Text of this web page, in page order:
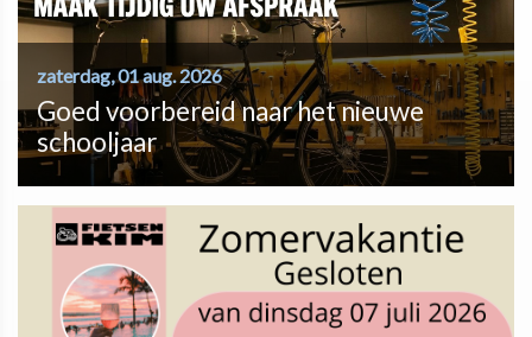
zaterdag, 01 aug. 2026
Goed voorbereid naar het nieuwe
schooljaar